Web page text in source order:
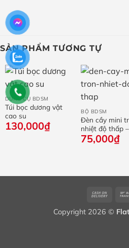
SẢN PHẨM TƯƠNG TỰ
DỤNG CỤ BDSM
Túi bọc dương vật
cao su
130,000₫
BỘ BDSM
Đèn cầy mini
nhiệt độ thấp
3 cây
75,000₫
Cash
Copyright 2026 ©